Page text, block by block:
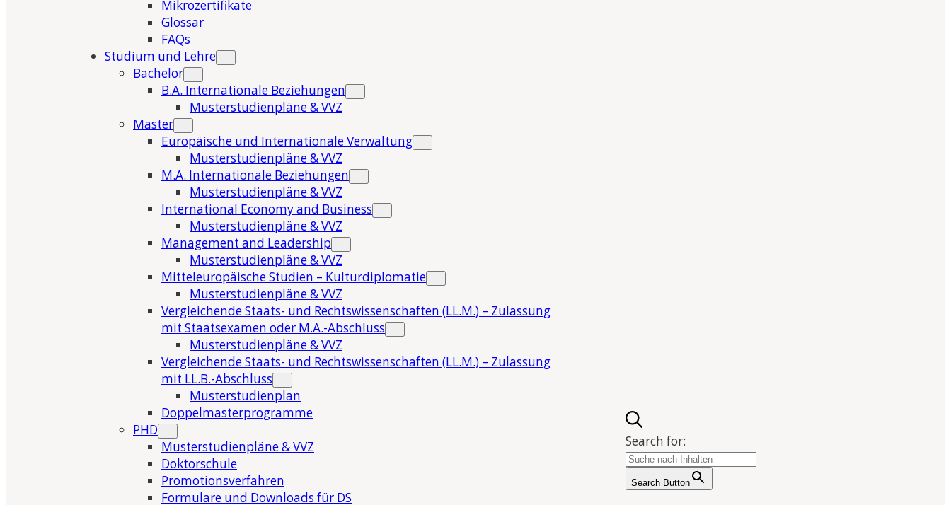
Mikrozertifikate
Glossar
FAQs
Studium und Lehre
Bachelor
B.A. Internationale Beziehungen
Musterstudienpläne & VVZ
Master
Europäische und Internationale Verwaltung
Musterstudienpläne & VVZ
M.A. Internationale Beziehungen
Musterstudienpläne & VVZ
International Economy and Business
Musterstudienpläne & VVZ
Management and Leadership
Musterstudienpläne & VVZ
Mitteleuropäische Studien – Kulturdiplomatie
Musterstudienpläne & VVZ
Vergleichende Staats- und Rechtswissenschaften (LL.M.) – Zulassung
mit Staatsexamen oder M.A.-Abschluss
Musterstudienpläne & VVZ
Vergleichende Staats- und Rechtswissenschaften (LL.M.) – Zulassung
mit LL.B.-Abschluss
Musterstudienplan
Doppelmasterprogramme
PHD
Musterstudienpläne & VVZ
Doktorschule
Promotionsverfahren
Formulare und Downloads für DS
Search for:
Search Button